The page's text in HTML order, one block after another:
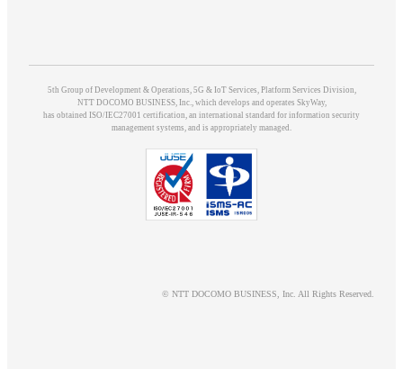
5th Group of Development & Operations, 5G & IoT Services, Platform Services Division,
NTT DOCOMO BUSINESS, Inc., which develops and operates SkyWay,
has obtained ISO/IEC27001 certification, an international standard for information security
management systems, and is appropriately managed.
© NTT DOCOMO BUSINESS, Inc. All Rights Reserved.